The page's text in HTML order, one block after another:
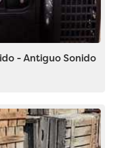
- Antiguo Sonido